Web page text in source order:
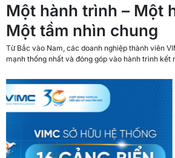
Một hành trình – Một
Một tầm nhìn chung
Từ Bắc vào Nam, các doanh nghiệp thành viên
mạnh thống nhất và đóng góp vào hành trình kết